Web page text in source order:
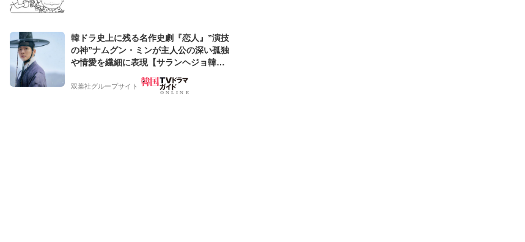
韓ドラ史上に残る名作史劇『恋人』”演技
の神”ナムグン・ミンが主人公の深い孤独
や情愛を繊細に表現【サランヘジョ韓ド
双葉社グループサイト